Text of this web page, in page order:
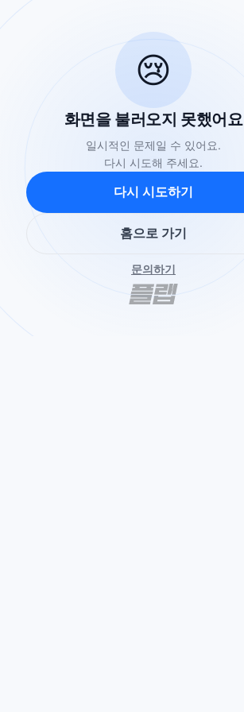
😢
화면을 불러오지 못했어요
일시적인 문제일 수 있어요.
다시 시도해 주세요.
다시 시도하기
홈으로 가기
문의하기